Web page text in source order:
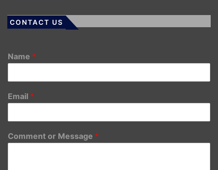
CONTACT US
Name *
Email *
Comment or Message *